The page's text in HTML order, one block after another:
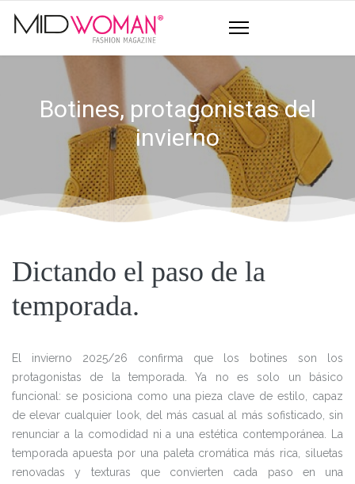
Botines, protagonistas del
invierno
Dictando el paso de la
temporada.
El invierno 2025/26 confirma que los botines son los
protagonistas de la temporada. Ya no es solo un básico
funcional: se posiciona como una pieza clave de estilo, capaz
de elevar cualquier look, del más casual al más sofisticado, sin
renunciar a la comodidad ni a una estética contemporánea. La
temporada apuesta por una paleta cromática más rica, siluetas
renovadas y texturas que convierten cada paso en una